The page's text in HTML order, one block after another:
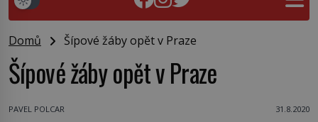
Domů Šípové žáby opět v Praze
Šípové žáby opět v Praze
PAVEL POLCAR 31.8.2020